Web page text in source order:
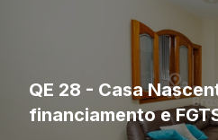
QE 28 - Casa
financiamento e